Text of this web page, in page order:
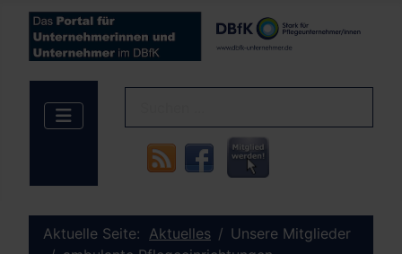
Aktuelle Seite: Aktuelles
Unsere Mitglieder